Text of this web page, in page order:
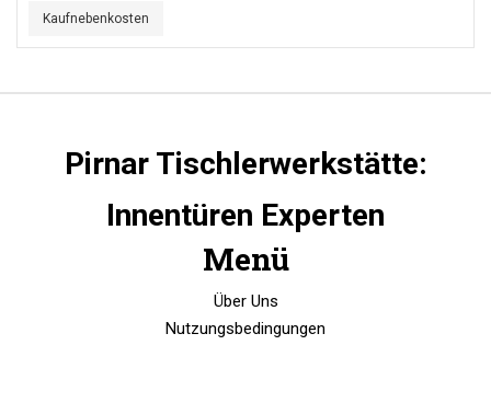
Kaufnebenkosten
Pirnar Tischlerwerkstätte:
Innentüren Experten
Menü
Über Uns
Nutzungsbedingungen